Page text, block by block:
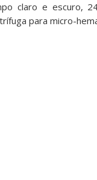
claro e escuro,
para micro-